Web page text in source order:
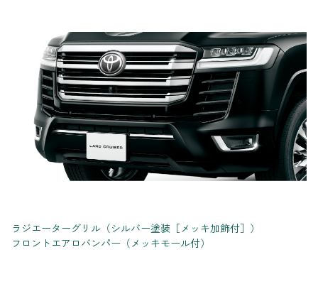
ラジエーターグリル（シルバー塗装［メッキ加飾付］）
フロントエアロバンパー（メッキモール付）